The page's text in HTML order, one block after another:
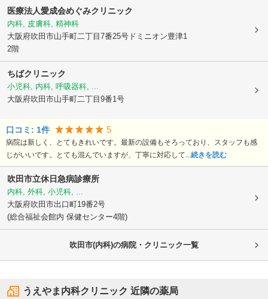
医療法人愛成会めぐみクリニック
内科, 皮膚科, 精神科
大阪府吹田市山手町二丁目7番25号ドミニオン豊津1
2階
ちばクリニック
小児科, 内科, 呼吸器科, ...
大阪府吹田市山手町二丁目9番1号
口コミ: 1件 5
病院は新しく、とてもきれいです。最新の設備もそろっており、スタッフも感
じがいいです。とても混んでいますが、丁寧に対応して...続きを読む
吹田市立休日急病診療所
内科, 外科, 小児科, ...
大阪府吹田市出口町19番2号
(総合福祉会館内 保健センター4階)
吹田市(内科)の病院・クリニック一覧
うえやま内科クリニック 近隣の薬局